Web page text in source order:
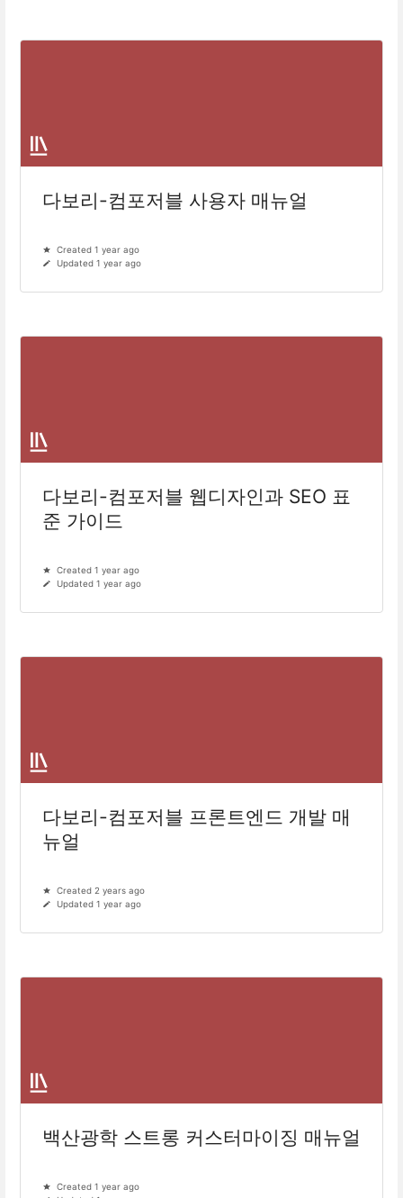
다보리-컴포저블 사용자 매뉴얼
Created 1 year ago
Updated 1 year ago
다보리-컴포저블 웹디자인과 SEO 표
준 가이드
Created 1 year ago
Updated 1 year ago
다보리-컴포저블 프론트엔드 개발 매
뉴얼
Created 2 years ago
Updated 1 year ago
백산광학 스트롱 커스터마이징 매뉴얼
Created 1 year ago